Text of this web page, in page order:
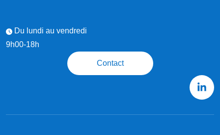
Du lundi au vendredi
9h00-18h
Contact